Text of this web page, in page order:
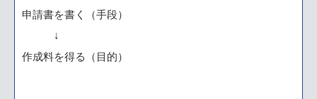
申請書を書く（手段）
↓
作成料を得る（目的）